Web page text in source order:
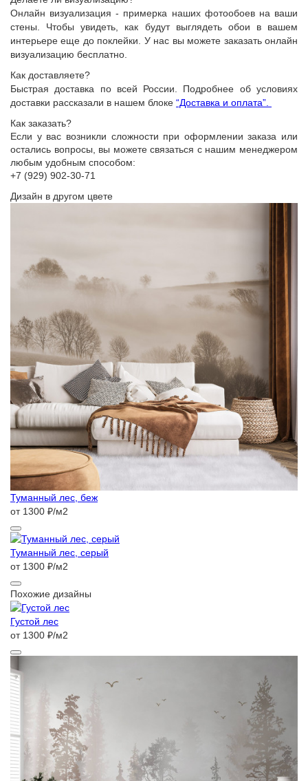
Онлайн визуализация - примерка наших фотообоев на ваши
стены. Чтобы увидеть, как будут выглядеть обои в вашем
интерьере еще до поклейки. У нас вы можете заказать онлайн
визуализацию бесплатно.
Как доставляете?
Быстрая доставка по всей России. Подробнее об условиях
доставки рассказали в нашем блоке “Доставка и оплата”.
Как заказать?
Если у вас возникли сложности при оформлении заказа или
остались вопросы, вы можете связаться с нашим менеджером
любым удобным способом:
+7 (929) 902-30-71
Дизайн в другом цвете
Туманный лес, беж
от 1300 ₽/м2
Туманный лес, серый
от 1300 ₽/м2
Похожие дизайны
Густой лес
от 1300 ₽/м2